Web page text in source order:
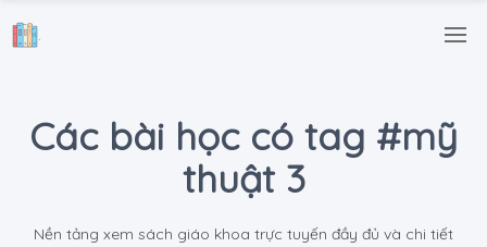
.
Các bài học có tag #mỹ
thuật 3
Nền tảng xem sách giáo khoa trực tuyến đầy đủ và chi tiết